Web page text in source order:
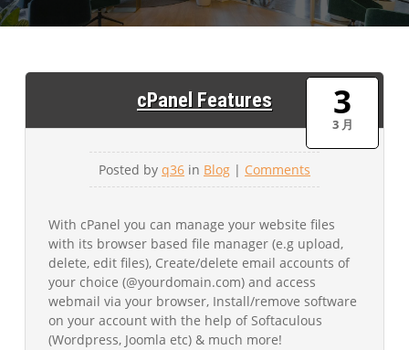
3
3 月
cPanel Features
Posted by q36in Blog| Comments
With cPanel you can manage your website files
with its browser based file manager (e.g upload,
delete, edit files), Create/delete email accounts of
your choice (@yourdomain.com) and access
webmail via your browser, Install/remove software
on your account with the help of Softaculous
(Wordpress, Joomla etc) & much more!